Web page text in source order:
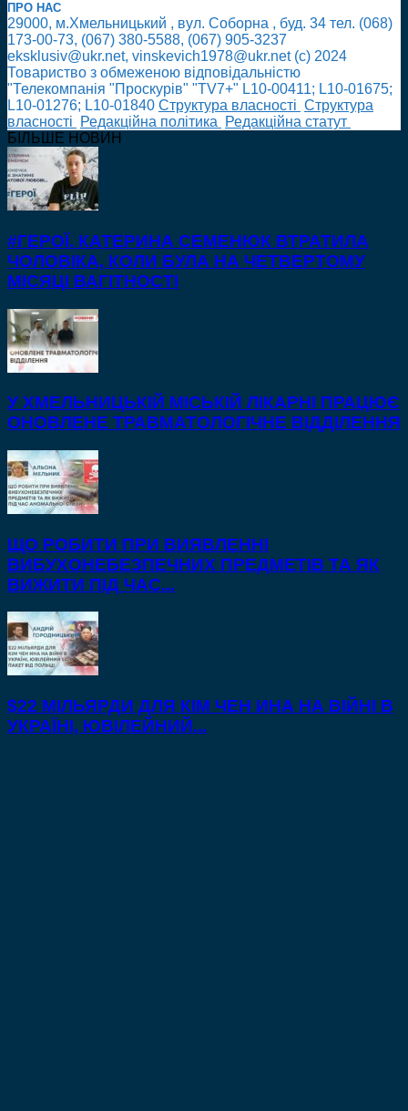
ПРО НАС
29000, м.Хмельницький , вул. Соборна , буд. 34 тел. (068)
173-00-73, (067) 380-5588, (067) 905-3237
eksklusiv@ukr.net, vinskevich1978@ukr.net (с) 2024
Товариство з обмеженою відповідальністю
"Телекомпанія "Проскурів" "TV7+" L10-00411; L10-01675;
L10-01276; L10-01840 Cтруктура власності Cтруктура
власності
Редакційна політика
Редакційна статут
БІЛЬШЕ НОВИН
#ГЕРОЇ. КАТЕРИНА СЕМЕНЮК ВТРАТИЛА
ЧОЛОВІКА, КОЛИ БУЛА НА ЧЕТВЕРТОМУ
МІСЯЦІ ВАГІТНОСТІ
У ХМЕЛЬНИЦЬКІЙ МІСЬКІЙ ЛІКАРНІ ПРАЦЮЄ
ОНОВЛЕНЕ ТРАВМАТОЛОГІЧНЕ ВІДДІЛЕННЯ
ЩО РОБИТИ ПРИ ВИЯВЛЕННІ
ВИБУХОНЕБЕЗПЕЧНИХ ПРЕДМЕТІВ ТА ЯК
ВИЖИТИ ПІД ЧАС...
$22 МІЛЬЯРДИ ДЛЯ КІМ ЧЕН ИНА НА ВІЙНІ В
УКРАЇНІ, ЮВІЛЕЙНИЙ...